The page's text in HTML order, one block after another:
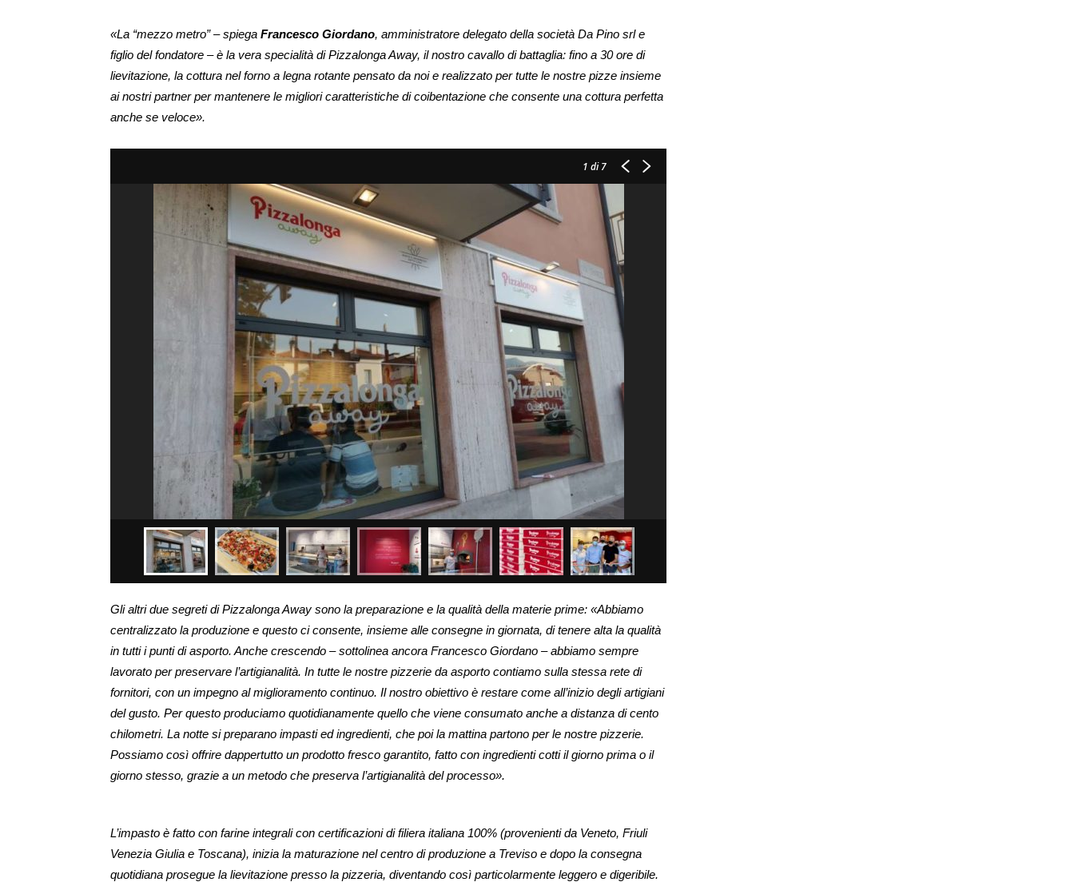
«La “mezzo metro” – spiega Francesco Giordano, amministratore delegato della società Da Pino srl e
figlio del fondatore – è la vera specialità di Pizzalonga Away, il nostro cavallo di battaglia: fino a 30 ore di
lievitazione, la cottura nel forno a legna rotante pensato da noi e realizzato per tutte le nostre pizze insieme
ai nostri partner per mantenere le migliori caratteristiche di coibentazione che consente una cottura perfetta
anche se veloce».
1 di 7
Gli altri due segreti di Pizzalonga Away sono la preparazione e la qualità della materie prime: «Abbiamo
centralizzato la produzione e questo ci consente, insieme alle consegne in giornata, di tenere alta la qualità
in tutti i punti di asporto. Anche crescendo – sottolinea ancora Francesco Giordano – abbiamo sempre
lavorato per preservare l’artigianalità. In tutte le nostre pizzerie da asporto contiamo sulla stessa rete di
fornitori, con un impegno al miglioramento continuo. Il nostro obiettivo è restare come all’inizio degli artigiani
del gusto. Per questo produciamo quotidianamente quello che viene consumato anche a distanza di cento
chilometri. La notte si preparano impasti ed ingredienti, che poi la mattina partono per le nostre pizzerie.
Possiamo così offrire dappertutto un prodotto fresco garantito, fatto con ingredienti cotti il giorno prima o il
giorno stesso, grazie a un metodo che preserva l’artigianalità del processo».
L’impasto è fatto con farine integrali con certificazioni di filiera italiana 100% (provenienti da Veneto, Friuli
Venezia Giulia e Toscana), inizia la maturazione nel centro di produzione a Treviso e dopo la consegna
quotidiana prosegue la lievitazione presso la pizzeria, diventando così particolarmente leggero e digeribile.